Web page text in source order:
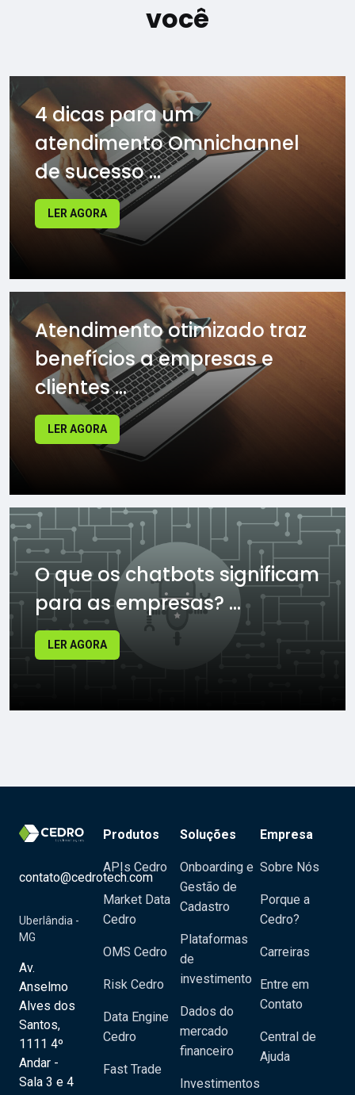
você
4 dicas para um
atendimento Omnichannel
de sucesso ...
LER AGORA
Atendimento otimizado traz
benefícios a empresas e
clientes ...
LER AGORA
O que os chatbots significam
para as empresas? ...
LER AGORA
contato@cedrotech.com
Uberlândia -
MG
Av.
Anselmo
Alves dos
Santos,
1111 4º
Andar -
Sala 3 e 4
Produtos
APIs Cedro
Market Data
Cedro
OMS Cedro
Risk Cedro
Data Engine
Cedro
Fast Trade
Soluções
Onboarding e
Gestão de
Cadastro
Plataformas
de
investimento
Dados do
mercado
financeiro
Investimentos
Empresa
Sobre Nós
Porque a
Cedro?
Carreiras
Entre em
Contato
Central de
Ajuda